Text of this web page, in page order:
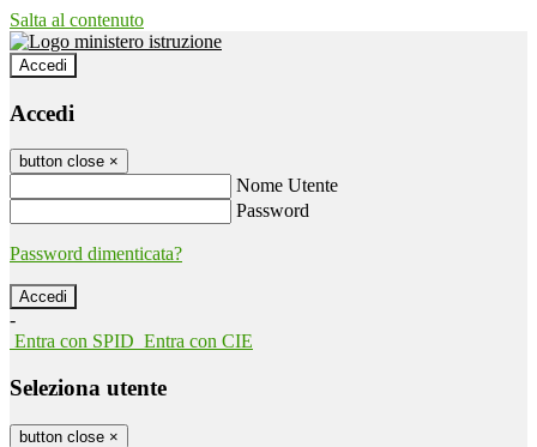
Salta al contenuto
Accedi
Accedi
button close ×
Nome Utente
Password
Password dimenticata?
-
Entra con SPID Entra con CIE
Seleziona utente
button close ×